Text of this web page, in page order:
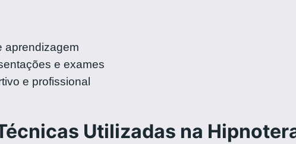
aprendizagem
e exames
e profissional
Utilizadas na